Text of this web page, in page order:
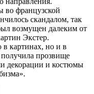
во французской
скандалом, так
возмущен далеким от
Экстер.
в картинах, но и в
прозвище
декорации и костюмы